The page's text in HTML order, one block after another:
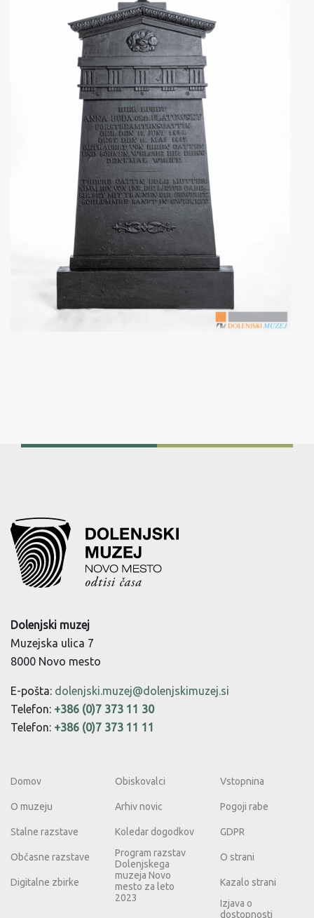
Dolenjski muzej
Muzejska ulica 7
8000 Novo mesto
E-pošta: dolenjski.muzej@dolenjskimuzej.si
Telefon: +386 (0)7 373 11 30
Telefon: +386 (0)7 373 11 11
Domov
O muzeju
Stalne razstave
Občasne razstave
Digitalne zbirke
Obiskovalci
Arhiv novic
Koledar dogodkov
Program razstav
Dolenjskega
muzeja Novo
mesto za leto
2023
Vstopnina
Pogoji rabe
GDPR
O strani
Kazalo strani
Izjava o
dostopnosti